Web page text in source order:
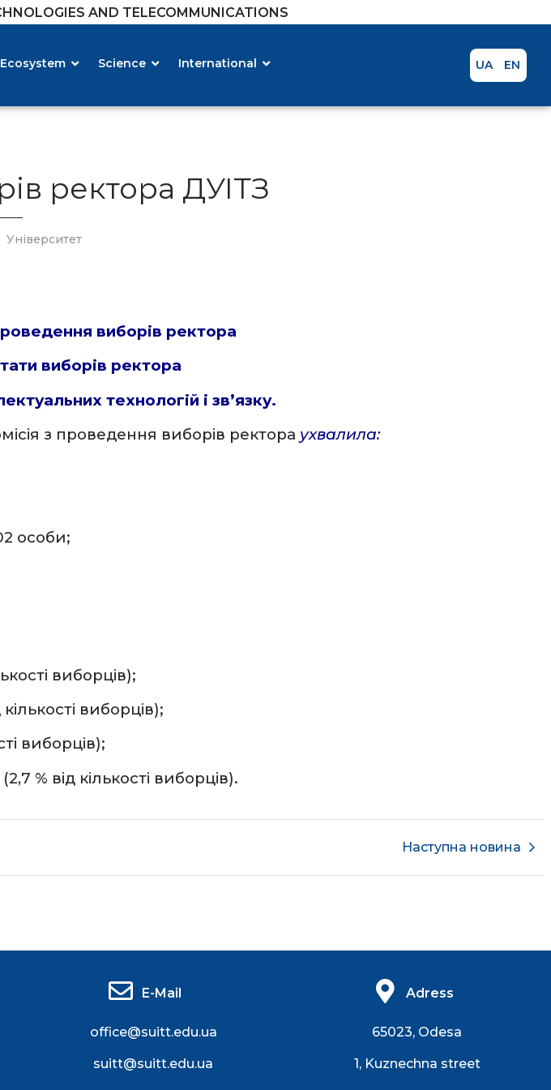
AND TELECOMMUNICATIONS
Science International UA EN
ректора ДУІТЗ
Університет
виборів ректора
виборів ректора
технологій і зв’язку.
з проведення виборів ректора ухвалила:
особи;
виборців);
виборців);
виборців);
% від кількості виборців).
Наступна новина
E-Mail
office@suitt.edu.ua
suitt@suitt.edu.ua
Adress
65023, Odesa
1, Kuznechna street